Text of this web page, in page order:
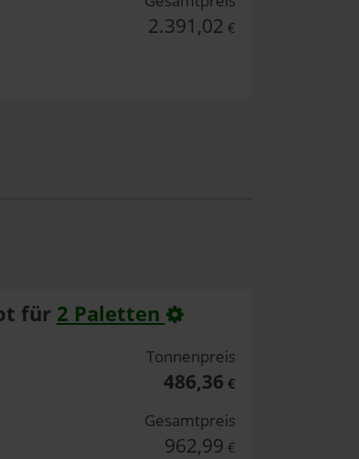
2.391,02 €
für 2 Paletten
Tonnenpreis
486,36 €
Gesamtpreis
962,99 €